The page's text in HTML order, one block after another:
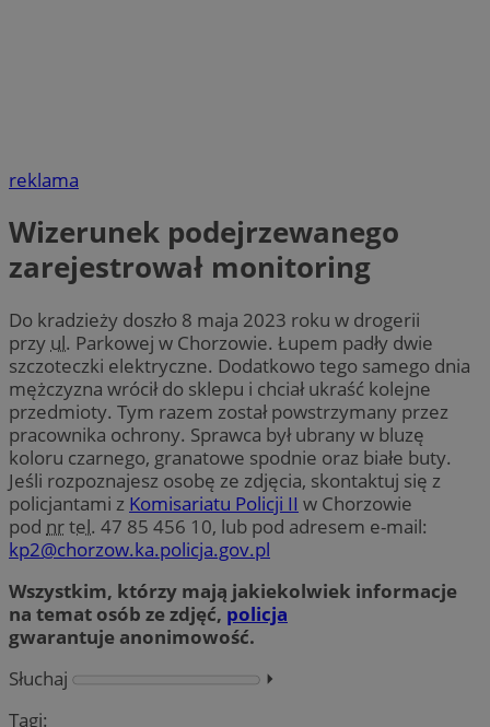
reklama
Wizerunek podejrzewanego
zarejestrował monitoring
Do kradzieży doszło 8 maja 2023 roku w drogerii
przy ul. Parkowej w Chorzowie. Łupem padły dwie
szczoteczki elektryczne. Dodatkowo tego samego dnia
mężczyzna wrócił do sklepu i chciał ukraść kolejne
przedmioty. Tym razem został powstrzymany przez
pracownika ochrony. Sprawca był ubrany w bluzę
koloru czarnego, granatowe spodnie oraz białe buty.
Jeśli rozpoznajesz osobę ze zdjęcia, skontaktuj się z
policjantami z Komisariatu Policji II w Chorzowie
pod nrtel. 47 85 456 10, lub pod adresem e-mail:
kp2@chorzow.ka.policja.gov.pl
Wszystkim, którzy mają jakiekolwiek informacje
na temat osób ze zdjęć, policja
gwarantuje anonimowość.
Słuchaj
⏵︎
Tagi: